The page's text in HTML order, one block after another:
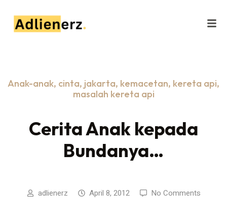
Anak-anak, cinta, jakarta, kemacetan, kereta api,
masalah kereta api
Cerita Anak kepada
Bundanya…
adlienerz April 8, 2012 No Comments